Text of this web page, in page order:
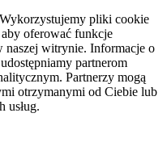
pliki cookie
oferować funkcje
naszej witrynie. Informacje o
partnerom
Partnerzy mogą
otrzymanymi od Ciebie lub
usług.